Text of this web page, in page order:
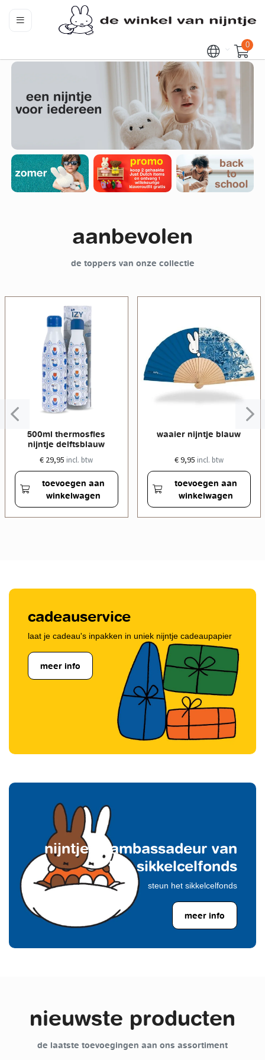
0
aanbevolen
de toppers van onze collectie
500ml thermosfles
nijntje delftsblauw
€ 29,95 incl. btw
toevoegen aan
winkelwagen
waaier nijntje blauw
€ 9,95 incl. btw
toevoegen aan
winkelwagen
cadeauservice
laat je cadeau's inpakken in uniek nijntje cadeaupapier
meer info
nijntje is ambassadeur van
het sikkelcelfonds
steun het sikkelcelfonds
meer info
nieuwste producten
de laatste toevoegingen aan ons assortiment